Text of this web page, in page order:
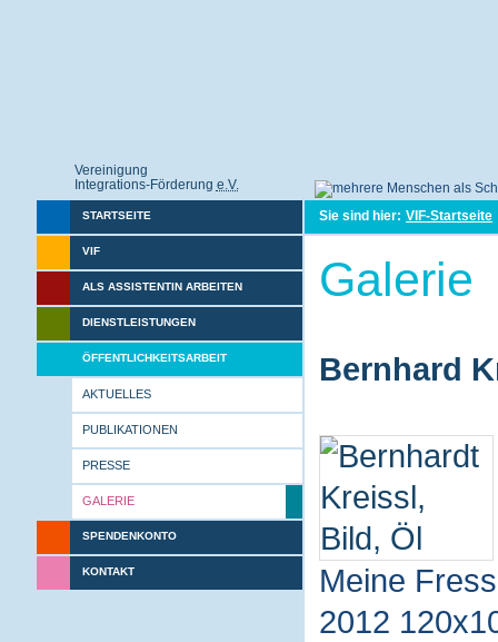
Vereinigung
Integrations-Förderung e.V.
STARTSEITE
VIF
ALS ASSISTENTIN ARBEITEN
DIENSTLEISTUNGEN
ÖFFENTLICHKEITSARBEIT
AKTUELLES
PUBLIKATIONEN
PRESSE
GALERIE
SPENDENKONTO
KONTAKT
Sie sind hier: VIF-Startseite
Galerie
Bernhard
Meine
2012